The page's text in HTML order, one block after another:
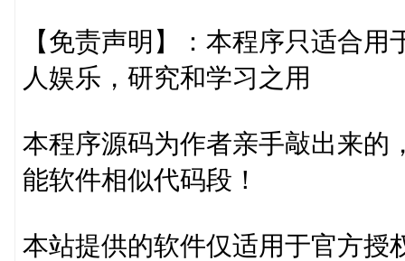
【免责声明】：本程序只适合
人娱乐，研究和学习之用
本程序源码为作者亲手敲出来的
能软件相似代码段！
本站提供的软件仅适用于官方授